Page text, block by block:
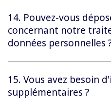
14. Pouvez-vous
concernant notre
données personnelles
15. Vous avez besoin
supplémentaires ?